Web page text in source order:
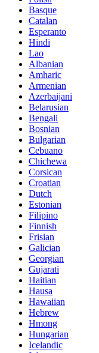
Basque
Catalan
Esperanto
Hindi
Lao
Albanian
Amharic
Armenian
Azerbaijani
Belarusian
Bengali
Bosnian
Bulgarian
Cebuano
Chichewa
Corsican
Croatian
Dutch
Estonian
Filipino
Finnish
Frisian
Galician
Georgian
Gujarati
Haitian
Hausa
Hawaiian
Hebrew
Hmong
Hungarian
Icelandic